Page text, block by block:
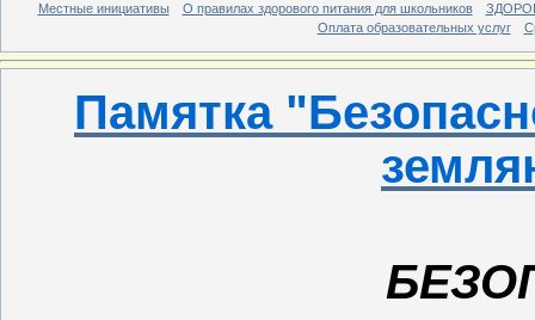
Местные инициативы
О правилах здорового питания для школьников
Оплата образовательных услуг
Памятка